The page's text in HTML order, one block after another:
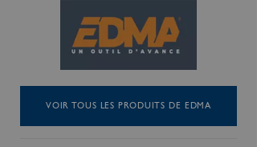
VOIR TOUS LES PRODUITS DE EDMA